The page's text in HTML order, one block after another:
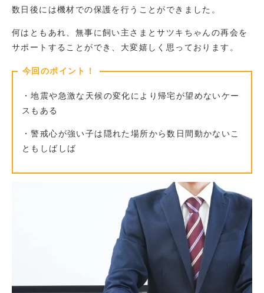
数日後には機材での保護を行うことができました。
何はともあれ、無事に飼い主さまとサツキちゃんの再会を
サポートすることができ、大変嬉しく思っております。
今回のポイント！
・地震や急激な天候の変化により帰宅が望めないケー
スもある
・警戒心が強い子は隠れた場所から数日間動かないこ
ともしばしば